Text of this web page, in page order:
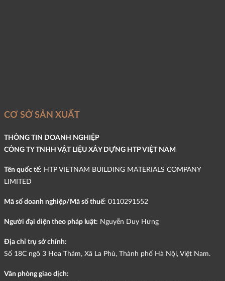
CƠ SỞ SẢN XUẤT
THÔNG TIN DOANH NGHIỆP
CÔNG TY TNHH VẬT LIỆU XÂY DỰNG HTP VIỆT NAM
Tên quốc tế: HTP VIETNAM BUILDING MATERIALS COMPANY
LIMITED
Mã số doanh nghiệp/Mã số thuế: 0110291552
Người đại diện theo pháp luật: Nguyễn Duy Hưng
Địa chỉ trụ sở chính:
Số 18C ngõ 3 Hoa Thám, Xã La Phù, Thành phố Hà Nội, Việt Nam.
Văn phòng giao dịch: